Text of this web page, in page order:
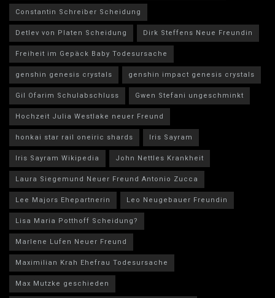
Constantin Schreiber Scheidung
Detlev von Platen Scheidung
Dirk Steffens Neue Freundin
Freiheit im Gepäck Baby Todesursache
genshin genesis crystals
genshin impact genesis crystals
Gil Ofarim Schulabschluss
Gwen Stefani ungeschminkt
Hochzeit Julia Westlake neuer Freund
honkai star rail oneiric shards
Iris Sayram
Iris Sayram Wikipedia
John Nettles Krankheit
Laura Siegemund Neuer Freund Antonio Zucca
Lee Majors Ehepartnerin
Leo Neugebauer Freundin
Lisa Maria Potthoff Scheidung?
Marlene Lufen Neuer Freund
Maximilian Krah Ehefrau Todesursache
Max Mutzke geschieden